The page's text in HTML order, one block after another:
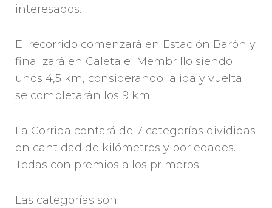
interesados.
El recorrido comenzará en Estación Barón y
finalizará en Caleta el Membrillo siendo
unos 4,5 km, considerando la ida y vuelta
se completarán los 9 km.
La Corrida contará de 7 categorías divididas
en cantidad de kilómetros y por edades.
Todas con premios a los primeros.
Las categorías son: